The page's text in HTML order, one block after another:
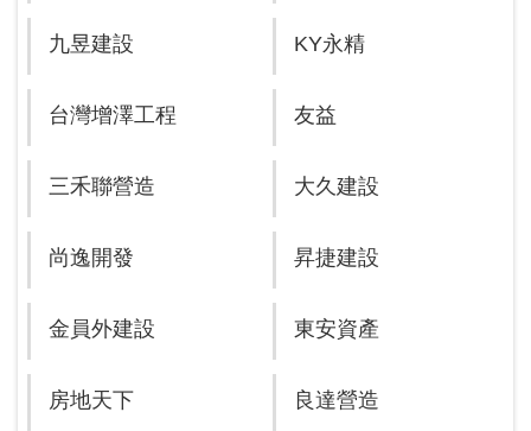
九昱建設 KY永精
台灣增澤工程 友益
三禾聯營造 大久建設
尚逸開發 昇捷建設
金員外建設 東安資產
房地天下 良達營造